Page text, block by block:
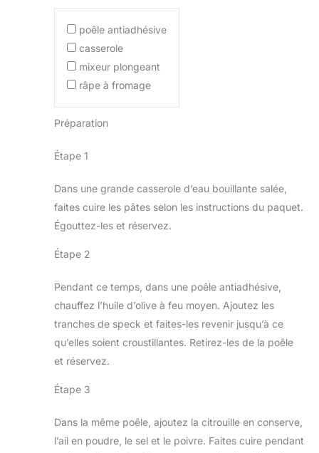
poêle antiadhésive
casserole
mixeur plongeant
râpe à fromage
Préparation
Étape 1
Dans une grande casserole d’eau bouillante salée,
faites cuire les pâtes selon les instructions du paquet.
Égouttez-les et réservez.
Étape 2
Pendant ce temps, dans une poêle antiadhésive,
chauffez l’huile d’olive à feu moyen. Ajoutez les
tranches de speck et faites-les revenir jusqu’à ce
qu’elles soient croustillantes. Retirez-les de la poêle
et réservez.
Étape 3
Dans la même poêle, ajoutez la citrouille en conserve,
l’ail en poudre, le sel et le poivre. Faites cuire pendant